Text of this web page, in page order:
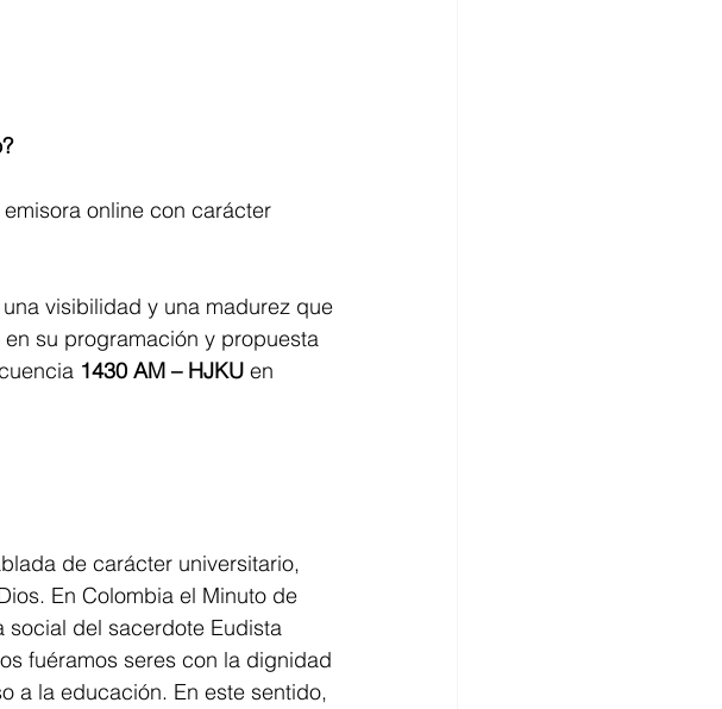
online con carácter
visibilidad y una madurez que
su programación y propuesta
1430 AM – HJKU en
de carácter universitario,
En Colombia el Minuto de
social del sacerdote Eudista
fuéramos seres con la dignidad
a la educación. En este sentido,